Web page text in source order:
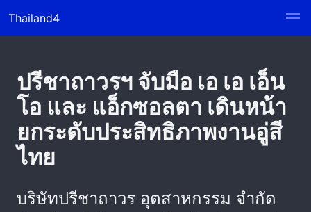
Thailand4
ปรีชาถาวรฯ จับมือ เอ เอ เอ็น
โอ และ แอ็กซอลตา เดินหน้า
ยกระดับประสิทธิภาพงานอู่สี
ไทย
บริษัทปรีชาถาวร อุตสาหกรรม จำกัด